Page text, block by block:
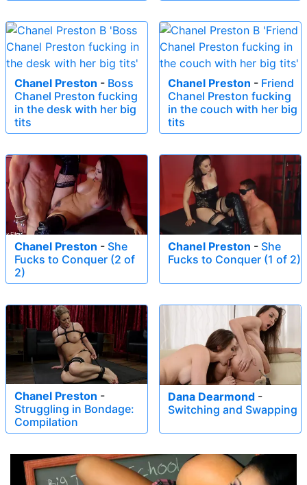
Chanel Preston - Boss
Chanel Preston fucking
in the desk with her big
tits
Chanel Preston - Friend
Chanel Preston fucking
in the couch with her big
tits
Chanel Preston - She
Fucks to Conquer (2 of
2)
Chanel Preston - She
Fucks to Conquer (1 of 2)
Chanel Preston -
Struggling in Bondage:
Compilation
Dana Dearmond -
Switching and Swapping